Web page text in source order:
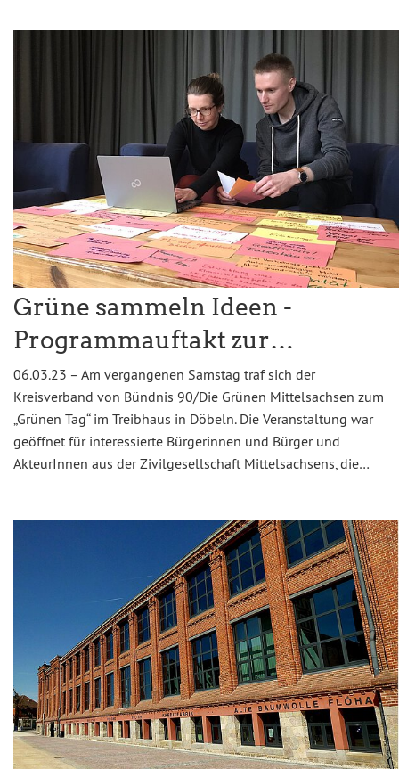
Grüne sammeln Ideen -
Programmauftakt zur…
06.03.23 – Am vergangenen Samstag traf sich der
Kreisverband von Bündnis 90/Die Grünen Mittelsachsen zum
„Grünen Tag“ im Treibhaus in Döbeln. Die Veranstaltung war
geöffnet für interessierte Bürgerinnen und Bürger und
AkteurInnen aus der Zivilgesellschaft Mittelsachsens, die…